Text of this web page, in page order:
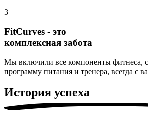
3
FitCurves - это
комплексная забота
Мы включили все компоненты фитнеса,
программу питания и тренера, всегда с
История успеха